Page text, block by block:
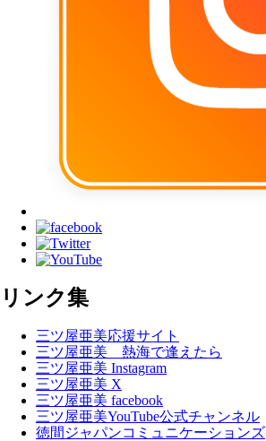
リンク集
三ツ屋亜美応援サイト
三ツ屋亜美 熱海で逢えたら
三ツ屋亜美 Instagram
三ツ屋亜美 X
三ツ屋亜美 facebook
三ツ屋亜美YouTube公式チャンネル
徳間ジャパンコミュニケーションズ